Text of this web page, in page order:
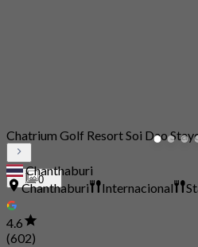
0
Chatrium Golf Resort Soi Dao
Chanthaburi
Chanthaburi
Internacional
4.6
(602)